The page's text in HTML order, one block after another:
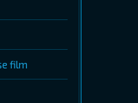
film